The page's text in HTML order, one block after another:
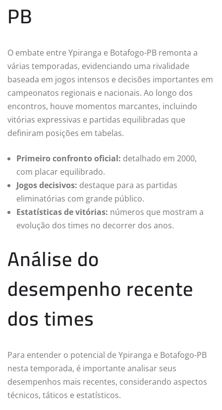
PB
O embate entre Ypiranga e Botafogo-PB remonta a
várias temporadas, evidenciando uma rivalidade
baseada em jogos intensos e decisões importantes em
campeonatos regionais e nacionais. Ao longo dos
encontros, houve momentos marcantes, incluindo
vitórias expressivas e partidas equilibradas que
definiram posições em tabelas.
Primeiro confronto oficial: detalhado em 2000,
com placar equilibrado.
Jogos decisivos: destaque para as partidas
eliminatórias com grande público.
Estatísticas de vitórias: números que mostram a
evolução dos times no decorrer dos anos.
Análise do
desempenho recente
dos times
Para entender o potencial de Ypiranga e Botafogo-PB
nesta temporada, é importante analisar seus
desempenhos mais recentes, considerando aspectos
técnicos, táticos e estatísticos.